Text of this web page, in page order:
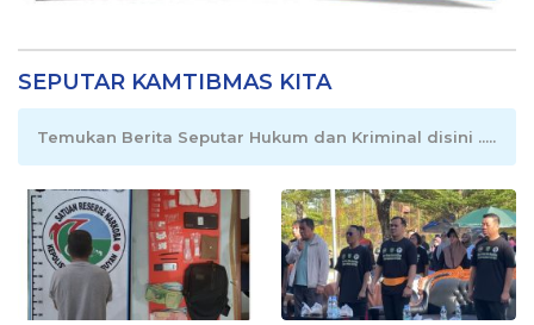
SEPUTAR KAMTIBMAS KITA
Temukan Berita Seputar Hukum dan Kriminal disini .....